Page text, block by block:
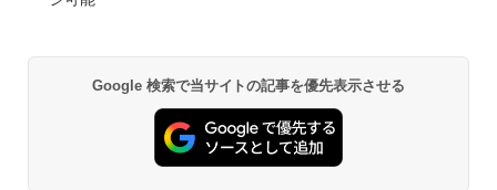
Google 検索で当サイトの記事を優先表示させる